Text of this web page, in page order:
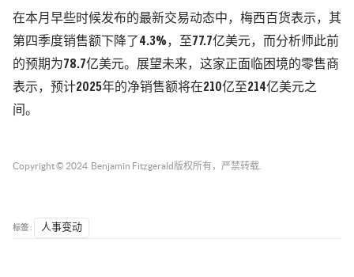
在本月早些时候发布的最新交易动态中，梅西百货表示，其
第四季度销售额下降了4.3%，至77.7亿美元，而分析师此前
的预期为78.7亿美元。展望未来，这家正面临困境的零售商
表示，预计2025年的净销售额将在210亿至214亿美元之
间。
Copyright © 2024 Benjamin Fitzgerald 版权所有，严禁转载.
标签 : 人事变动